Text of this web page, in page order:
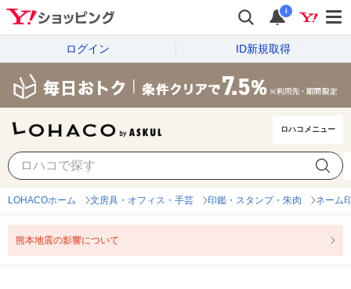
i
ログイン ID新規取得
ロハコメニュー
LOHACOホーム 文房具・オフィス・手芸 印鑑・スタンプ・朱肉 ネーム
熊本地震の影響について